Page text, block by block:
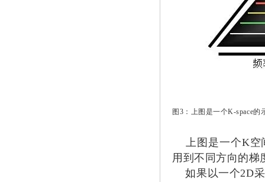
图3：上图是一个K-space的
上图是一个K空
用到不同方向的梯
如果以一个2D采